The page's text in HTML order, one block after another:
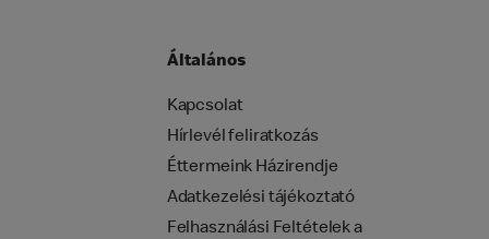
Általános
Kapcsolat
Hírlevél feliratkozás
Éttermeink Házirendje
Adatkezelési tájékoztató
Felhasználási Feltételek a